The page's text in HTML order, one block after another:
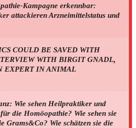
Kampagne erkennbar:
attackieren Arzneimittelstatus und
COULD BE SAVED WITH
WITH BIRGIT GNADL,
EXPERT IN ANIMAL
Wie sehen Heilpraktiker und
die Homöopathie? Wie sehen sie
Grams&Co? Wie schätzen sie die